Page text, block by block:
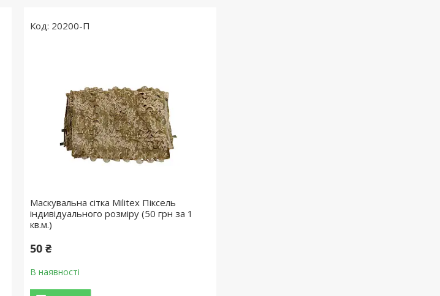
20200-П
Маскувальна сітка Militex Піксель
індивідуального розміру (50 грн за 1
кв.м.)
50 ₴
В наявності